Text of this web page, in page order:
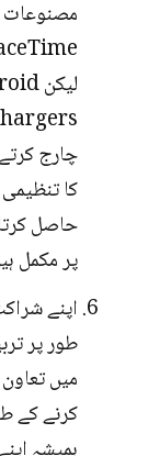
چارج
کا
حاصل
پر مکمل
اپنے
طور پر
میں
کرنے کے